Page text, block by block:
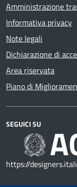
Amministrazione
Informativa privacy
Note legali
Dichiarazione di
Area riservata
Piano di
SEGUICI SU
https://